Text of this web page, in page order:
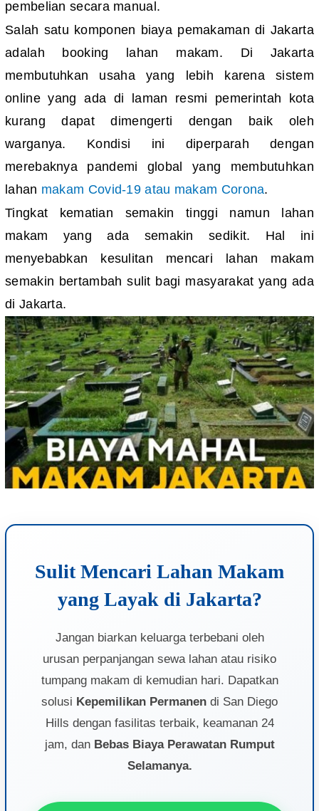
pembelian secara manual.
Salah satu komponen biaya pemakaman di Jakarta
adalah booking lahan makam. Di Jakarta
membutuhkan usaha yang lebih karena sistem
online yang ada di laman resmi pemerintah kota
kurang dapat dimengerti dengan baik oleh
warganya. Kondisi ini diperparah dengan
merebaknya pandemi global yang membutuhkan
lahan makam Covid-19 atau makam Corona.
Tingkat kematian semakin tinggi namun lahan
makam yang ada semakin sedikit. Hal ini
menyebabkan kesulitan mencari lahan makam
semakin bertambah sulit bagi masyarakat yang ada
di Jakarta.
Sulit Mencari Lahan Makam
yang Layak di Jakarta?
Jangan biarkan keluarga terbebani oleh
urusan perpanjangan sewa lahan atau risiko
tumpang makam di kemudian hari. Dapatkan
solusi Kepemilikan Permanen di San Diego
Hills dengan fasilitas terbaik, keamanan 24
jam, dan Bebas Biaya Perawatan Rumput
Selamanya.